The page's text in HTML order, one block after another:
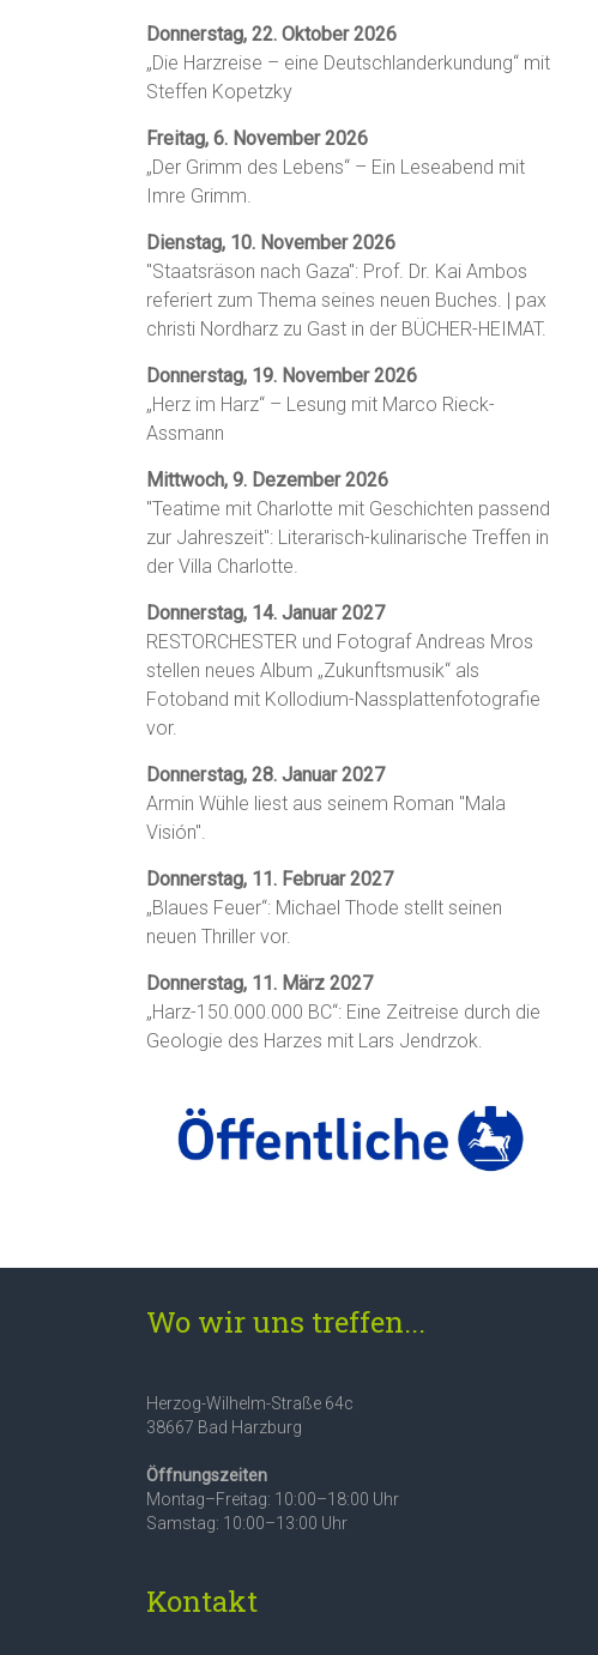
Donnerstag, 22. Oktober 2026
„Die Harzreise – eine Deutschlanderkundung“ mit
Steffen Kopetzky
Freitag, 6. November 2026
„Der Grimm des Lebens“ – Ein Leseabend mit
Imre Grimm.
Dienstag, 10. November 2026
"Staatsräson nach Gaza": Prof. Dr. Kai Ambos
referiert zum Thema seines neuen Buches. | pax
christi Nordharz zu Gast in der BÜCHER-HEIMAT.
Donnerstag, 19. November 2026
„Herz im Harz“ – Lesung mit Marco Rieck-
Assmann
Mittwoch, 9. Dezember 2026
"Teatime mit Charlotte mit Geschichten passend
zur Jahreszeit": Literarisch-kulinarische Treffen in
der Villa Charlotte.
Donnerstag, 14. Januar 2027
RESTORCHESTER und Fotograf Andreas Mros
stellen neues Album „Zukunftsmusik“ als
Fotoband mit Kollodium-Nassplattenfotografie
vor.
Donnerstag, 28. Januar 2027
Armin Wühle liest aus seinem Roman "Mala
Visión".
Donnerstag, 11. Februar 2027
„Blaues Feuer“: Michael Thode stellt seinen
neuen Thriller vor.
Donnerstag, 11. März 2027
„Harz-150.000.000 BC“: Eine Zeitreise durch die
Geologie des Harzes mit Lars Jendrzok.
Wo wir uns treffen...
Herzog-Wilhelm-Straße 64c
38667 Bad Harzburg
Öffnungszeiten
Montag–Freitag: 10:00–18:00 Uhr
Samstag: 10:00–13:00 Uhr
Kontakt